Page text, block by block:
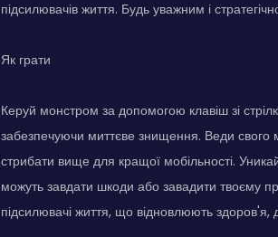
підсилювачів життя. Будь уважним і
Як грати
Керуй монстром за допомогою клавіш зі
забезпечуючи миттєве знищення. Веди
стрибати вище для кращої мобільності.
можуть завдати шкоди або завадити твоєму
підсилювачі життя, що відновлюють